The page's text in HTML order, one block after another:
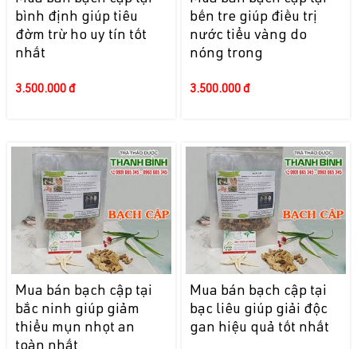
bình định giúp tiêu
đờm trừ ho uy tín tốt
nhất
3.500.000 đ
bến tre giúp điều trị
nước tiểu vàng do
nóng trong
3.500.000 đ
Mua bán bạch cập tại
bắc ninh giúp giảm
thiểu mụn nhọt an
Mua bán bạch cập tại
bạc liêu giúp giải độc
gan hiệu quả tốt nhất